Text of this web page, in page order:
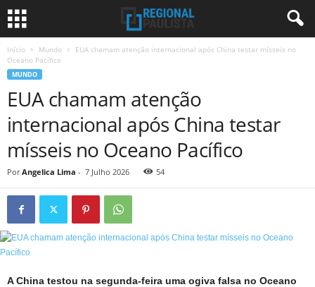
Início Mundo
EUA chamam atenção internacional após China testar mísseis no
Oceano Pacífico
MUNDO
EUA chamam atenção
internacional após China testar
mísseis no Oceano Pacífico
Por Angelica Lima - 7 Julho 2026 54
A China testou na segunda-feira uma ogiva falsa no Oceano